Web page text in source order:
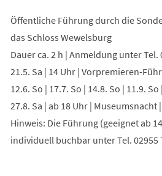
Öffentliche Führung durch die
das Schloss Wewelsburg
Dauer ca. 2 h | Anmeldung unter Tel.
21.5. Sa | 14 Uhr | Vorpremieren-
12.6. So | 17.7. So | 14.8. So | 11.9.
27.8. Sa | ab 18 Uhr |
Hinweis: Die Führung (geeignet ab
individuell buchbar unter Tel. 02955